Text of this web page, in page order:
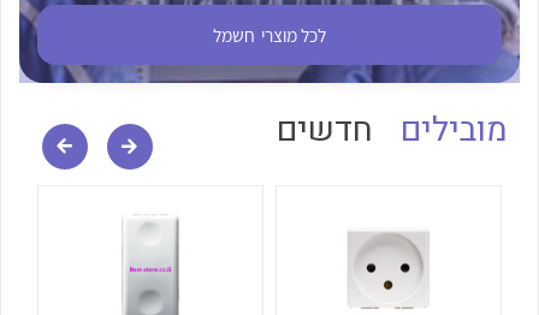
לכל מוצרי חשמל
מובילים חדשים